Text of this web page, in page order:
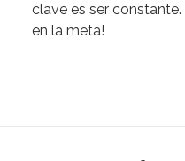
clave es ser constante.
en la meta!